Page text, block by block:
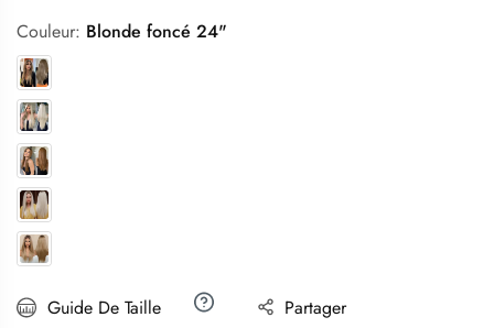
Couleur: Blonde foncé 24"
Guide De Taille Partager